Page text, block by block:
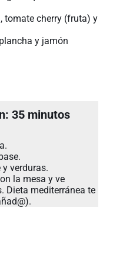
tomate cherry (fruta) y
y jamón
35 minutos
verduras.
la mesa y ve
Dieta mediterránea te